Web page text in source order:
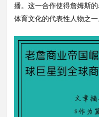
播。这一合作使得詹姆斯
体育文化的代表性人物之一